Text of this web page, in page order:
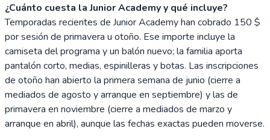
¿Cuánto cuesta la Junior Academy y qué incluye?
Temporadas recientes de Junior Academy han cobrado 150 $
por sesión de primavera u otoño. Ese importe incluye la
camiseta del programa y un balón nuevo; la familia aporta
pantalón corto, medias, espinilleras y botas. Las inscripciones
de otoño han abierto la primera semana de junio (cierre a
mediados de agosto y arranque en septiembre) y las de
primavera en noviembre (cierre a mediados de marzo y
arranque en abril), aunque las fechas exactas pueden moverse.